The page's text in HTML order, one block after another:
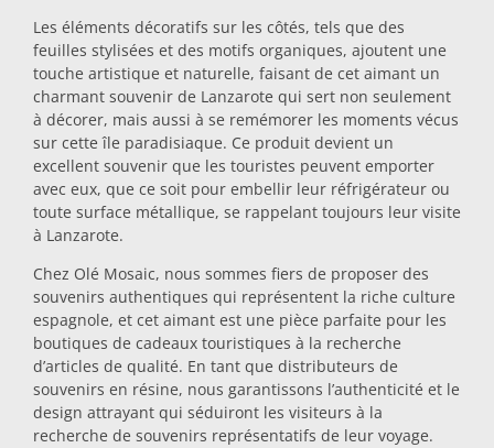
Verres à shot
Souvenirs par ville
Souvenirs d'Espagne
Souvenirs du Portugal
Les éléments décoratifs sur les côtés, tels que des
feuilles stylisées et des motifs organiques, ajoutent une
touche artistique et naturelle, faisant de cet aimant un
charmant souvenir de Lanzarote qui sert non seulement
à décorer, mais aussi à se remémorer les moments vécus
sur cette île paradisiaque. Ce produit devient un
excellent souvenir que les touristes peuvent emporter
avec eux, que ce soit pour embellir leur réfrigérateur ou
toute surface métallique, se rappelant toujours leur visite
à Lanzarote.
Chez Olé Mosaic, nous sommes fiers de proposer des
souvenirs authentiques qui représentent la riche culture
espagnole, et cet aimant est une pièce parfaite pour les
boutiques de cadeaux touristiques à la recherche
d’articles de qualité. En tant que distributeurs de
souvenirs en résine, nous garantissons l’authenticité et le
design attrayant qui séduiront les visiteurs à la
recherche de souvenirs représentatifs de leur voyage.